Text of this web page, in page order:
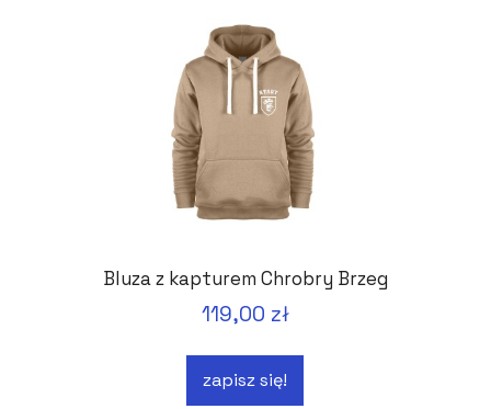
Bluza z kapturem Chrobry Brzeg
119,00 zł
zapisz się!